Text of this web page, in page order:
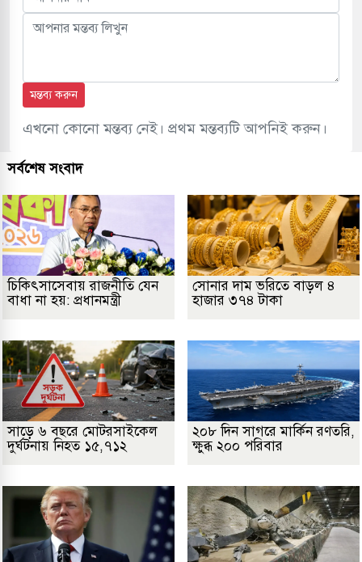
মন্তব্য করুন
এখনো কোনো মন্তব্য নেই। প্রথম মন্তব্যটি আপনিই করুন।
সর্বশেষ সংবাদ
চিকিৎসাসেবায় রাজনীতি যেন
বাধা না হয়: প্রধানমন্ত্রী
সোনার দাম ভরিতে বাড়ল ৪
হাজার ৩৭৪ টাকা
সাড়ে ৬ বছরে মোটরসাইকেল
দুর্ঘটনায় নিহত ১৫,৭১২
২০৮ দিন সাগরে মার্কিন রণতরি,
ক্ষুব্ধ ২০০ পরিবার